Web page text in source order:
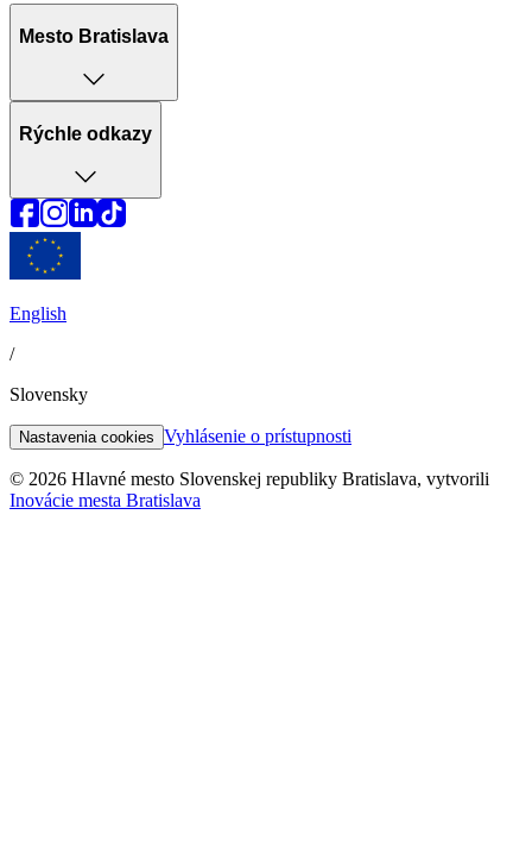
Mesto Bratislava
Rýchle odkazy
English
/
Slovensky
Nastavenia cookies Vyhlásenie o prístupnosti
© 2026 Hlavné mesto Slovenskej republiky Bratislava, vytvorili
Inovácie mesta Bratislava